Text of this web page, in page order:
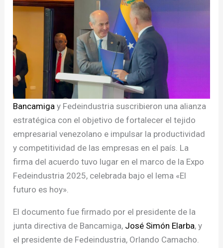
Bancamiga y Fedeindustria suscribieron una alianza
estratégica con el objetivo de fortalecer el tejido
empresarial venezolano e impulsar la productividad
y competitividad de las empresas en el país. La
firma del acuerdo tuvo lugar en el marco de la Expo
Fedeindustria 2025, celebrada bajo el lema «El
futuro es hoy».
El documento fue firmado por el presidente de la
junta directiva de Bancamiga, José Simón Elarba, y
el presidente de Fedeindustria, Orlando Camacho.